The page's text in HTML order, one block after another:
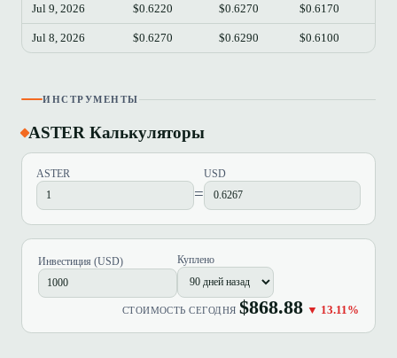
Jul 9, 2026 $0.6220 $0.6270 $0.6170
Jul 8, 2026 $0.6270 $0.6290 $0.6100
ИНСТРУМЕНТЫ
ASTER Калькуляторы
ASTER
=
USD
Инвестиция (USD) Куплено
СТОИМОСТЬ СЕГОДНЯ $868.88 ▼ 13.11%